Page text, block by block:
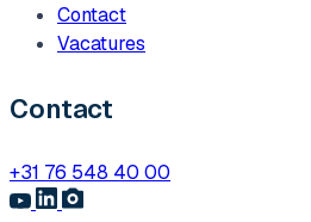
Contact
Vacatures
Contact
+31 76 548 40 00